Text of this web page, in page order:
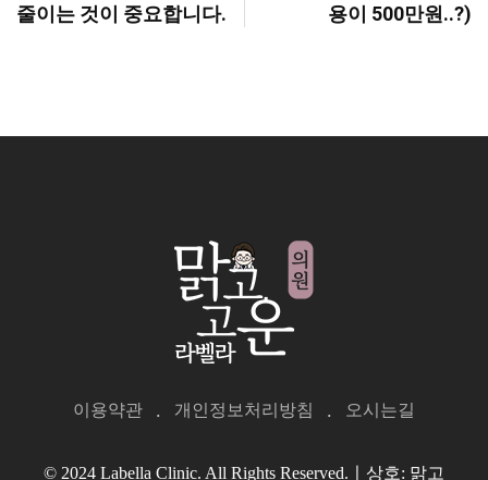
줄이는 것이 중요합니다.
용이 500만원..?)
이용약관 개인정보처리방침 오시는길
© 2024 Labella Clinic. All Rights Reserved.ㅣ상호: 맑고